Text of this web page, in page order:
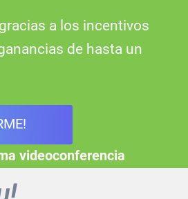
gracias a los incentivos
de hasta un
videoconferencia